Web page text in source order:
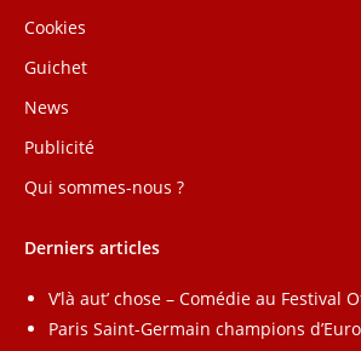
Cookies
Guichet
News
Publicité
Qui sommes-nous ?
Derniers articles
V’là aut’ chose – Comédie au Festival
Paris Saint-Germain champions